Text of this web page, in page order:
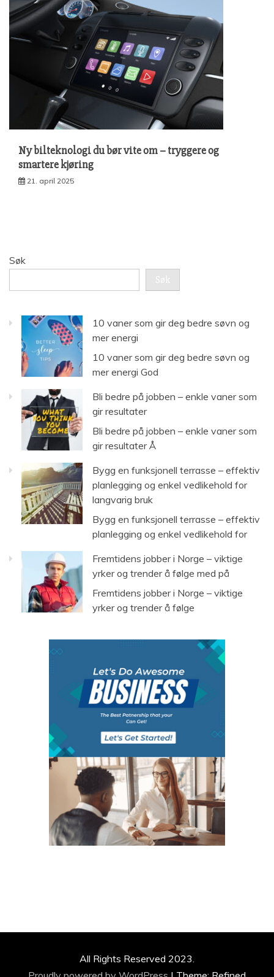
Ny bilteknologi du bør vite om – tryggere og
smartere kjøring
21. april 2025
Søk
Søk
10 vaner som gir deg bedre søvn og
mer energi
10 vaner som gir deg bedre søvn og
mer energi God
Bli bedre på jobben – enkle vaner som
gir resultater
Bli bedre på jobben – enkle vaner som
gir resultater Å
Bygg en funksjonell terrasse – effektiv
planlegging og enkel vedlikehold for
langvarig bruk
Bygg en funksjonell terrasse – effektiv
planlegging og enkel vedlikehold for
Fremtidens jobber i Norge – viktige
yrker og trender å følge med på
Fremtidens jobber i Norge – viktige
yrker og trender å følge
All Rights Reserved 2023.